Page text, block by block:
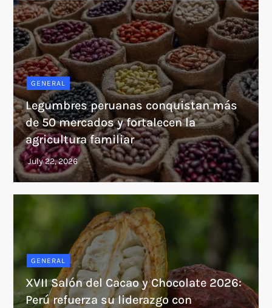
GENERAL
Legumbres peruanas conquistan más
de 50 mercados y fortalecen la
agricultura familiar
GENERAL
XVII Salón del Cacao y Chocolate 2026:
Perú refuerza su liderazgo con